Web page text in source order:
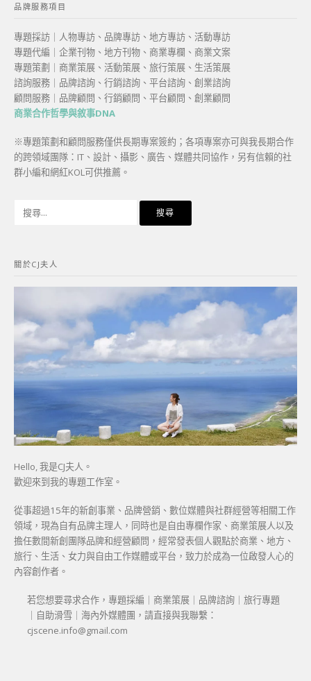
品牌服務項目
專題採訪｜人物專訪、品牌專訪、地方專訪、活動專訪
專題代編｜企業刊物、地方刊物、商業專欄、商業文案
專題策劃｜商業策展、活動策展、旅行策展、生活策展
諮詢服務｜品牌諮詢、行銷諮詢、平台諮詢、創業諮詢
顧問服務｜品牌顧問、行銷顧問、平台顧問、創業顧問
商業合作哲學與敘事DNA
※專題策劃和顧問服務僅供長期專案簽約；各項專案亦可與我長期合作
的跨領域團隊：IT、設計、攝影、廣告、媒體共同協作，另有信賴的社
群小編和網紅KOL可供推薦。
字:
關於CJ夫人
Hello, 我是CJ夫人。
歡迎來到我的專題工作室。
從事超過15年的新創事業、品牌營銷、數位媒體與社群經營等相關工作
領域，現為自有品牌主理人，同時也是自由專欄作家、商業策展人以及
擔任數間新創團隊品牌和經營顧問，經常發表個人觀點於商業、地方、
旅行、生活、女力與自由工作媒體或平台，致力於成為一位啟發人心的
內容創作者。
若您想要尋求合作，專題採編｜商業策展｜品牌諮詢｜旅行專題
｜自助滑雪｜海內外媒體團，請直接與我聯繫：
cjscene.info@gmail.com